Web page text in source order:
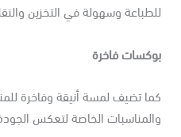
وسهولة في التخزين والنقل.
فاخرة
تضيف لمسة أنيقة وفاخرة
الخاصة لتعكس الجودة